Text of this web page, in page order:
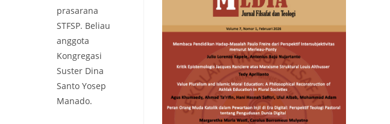
prasarana
STFSP. Beliau
anggota
Kongregasi
Suster Dina
Santo Yosep
Manado.